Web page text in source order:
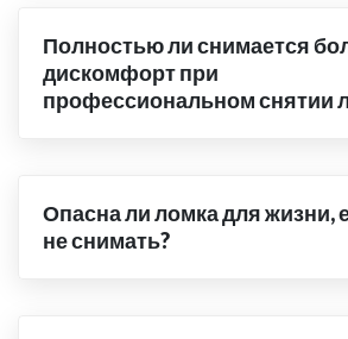
Полностью ли снимается
дискомфорт при
профессиональном снятии
Опасна ли ломка для жизни,
не снимать?